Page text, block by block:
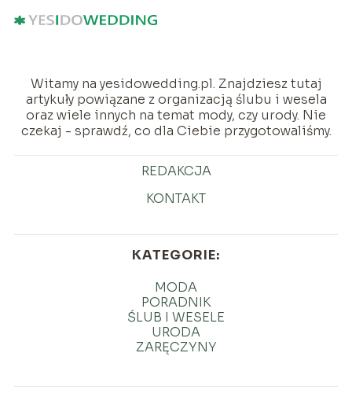
Witamy na yesidowedding.pl. Znajdziesz tutaj
artykuły powiązane z organizacją ślubu i wesela
oraz wiele innych na temat mody, czy urody. Nie
czekaj - sprawdź, co dla Ciebie przygotowaliśmy.
REDAKCJA
KONTAKT
KATEGORIE:
MODA
PORADNIK
ŚLUB I WESELE
URODA
ZARĘCZYNY